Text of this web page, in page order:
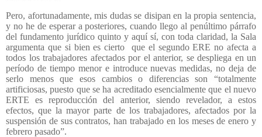
Pero, afortunadamente, mis dudas se disipan en la propia sentencia,
y no he de esperar a posteriores, cuando llego al penúltimo párrafo
del fundamento jurídico quinto y aquí sí, con toda claridad, la Sala
argumenta que si bien es cierto
que el segundo ERE no afecta a
todos los trabajadores afectados por el anterior, se despliega en un
período de tiempo menor e introduce nuevas medidas, no deja de
serlo menos que esos cambios o diferencias son “totalmente
artificiosas, puesto que se ha acreditado esencialmente que el nuevo
ERTE es reproducción del anterior, siendo revelador, a estos
efectos, que la mayor parte de los trabajadores, afectados por la
suspensión de sus contratos, han trabajado en los meses de enero y
febrero pasado”.